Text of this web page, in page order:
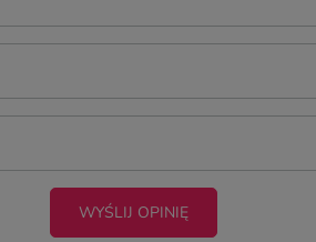
WYŚLIJ OPINIĘ